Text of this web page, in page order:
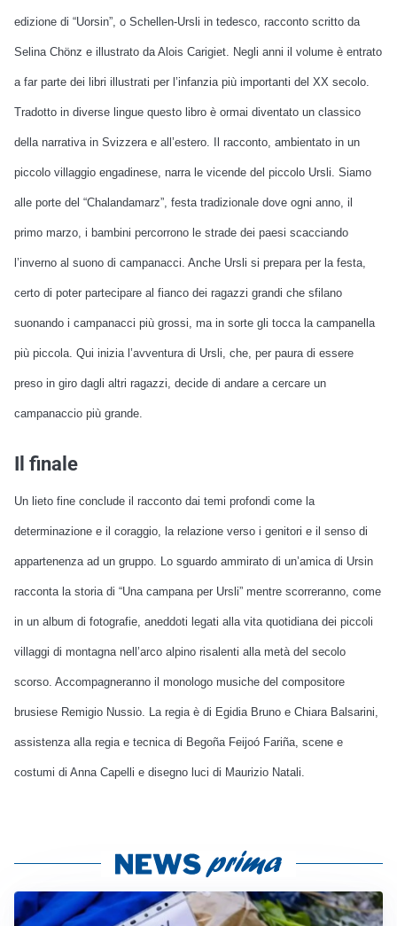
edizione di “Uorsin”, o Schellen-Ursli in tedesco, racconto scritto da
Selina Chönz e illustrato da Alois Carigiet. Negli anni il volume è entrato
a far parte dei libri illustrati per l’infanzia più importanti del XX secolo.
Tradotto in diverse lingue questo libro è ormai diventato un classico
della narrativa in Svizzera e all’estero. Il racconto, ambientato in un
piccolo villaggio engadinese, narra le vicende del piccolo Ursli. Siamo
alle porte del “Chalandamarz”, festa tradizionale dove ogni anno, il
primo marzo, i bambini percorrono le strade dei paesi scacciando
l’inverno al suono di campanacci. Anche Ursli si prepara per la festa,
certo di poter partecipare al fianco dei ragazzi grandi che sfilano
suonando i campanacci più grossi, ma in sorte gli tocca la campanella
più piccola. Qui inizia l’avventura di Ursli, che, per paura di essere
preso in giro dagli altri ragazzi, decide di andare a cercare un
campanaccio più grande.
Il finale
Un lieto fine conclude il racconto dai temi profondi come la
determinazione e il coraggio, la relazione verso i genitori e il senso di
appartenenza ad un gruppo. Lo sguardo ammirato di un’amica di Ursin
racconta la storia di “Una campana per Ursli” mentre scorreranno, come
in un album di fotografie, aneddoti legati alla vita quotidiana dei piccoli
villaggi di montagna nell’arco alpino risalenti alla metà del secolo
scorso. Accompagneranno il monologo musiche del compositore
brusiese Remigio Nussio. La regia è di Egidia Bruno e Chiara Balsarini,
assistenza alla regia e tecnica di Begoña Feijoó Fariña, scene e
costumi di Anna Capelli e disegno luci di Maurizio Natali.